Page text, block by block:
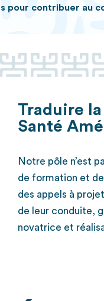
contribuer au
Traduire
Santé
Notre pôle n’est
de formation et
des appels à
de leur conduite,
novatrice et